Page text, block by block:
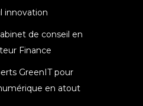
innovation
de conseil en
Finance
GreenIT pour
en atout